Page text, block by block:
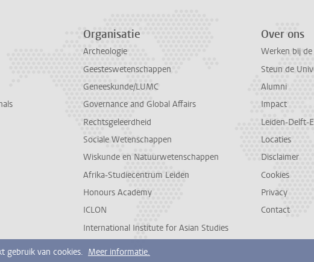
Organisatie
Archeologie
Geesteswetenschappen
Geneeskunde/LUMC
Governance and Global Affairs
Rechtsgeleerdheid
Sociale Wetenschappen
Wiskunde en Natuurwetenschappen
Afrika-Studiecentrum Leiden
Honours Academy
ICLON
International Institute for Asian Studies
Over ons
Werken bij
Steun de
Alumni
Impact
Leiden-Delft-
Locaties
Disclaimer
Cookies
Privacy
Contact
gebruik van cookies. Meer informatie.